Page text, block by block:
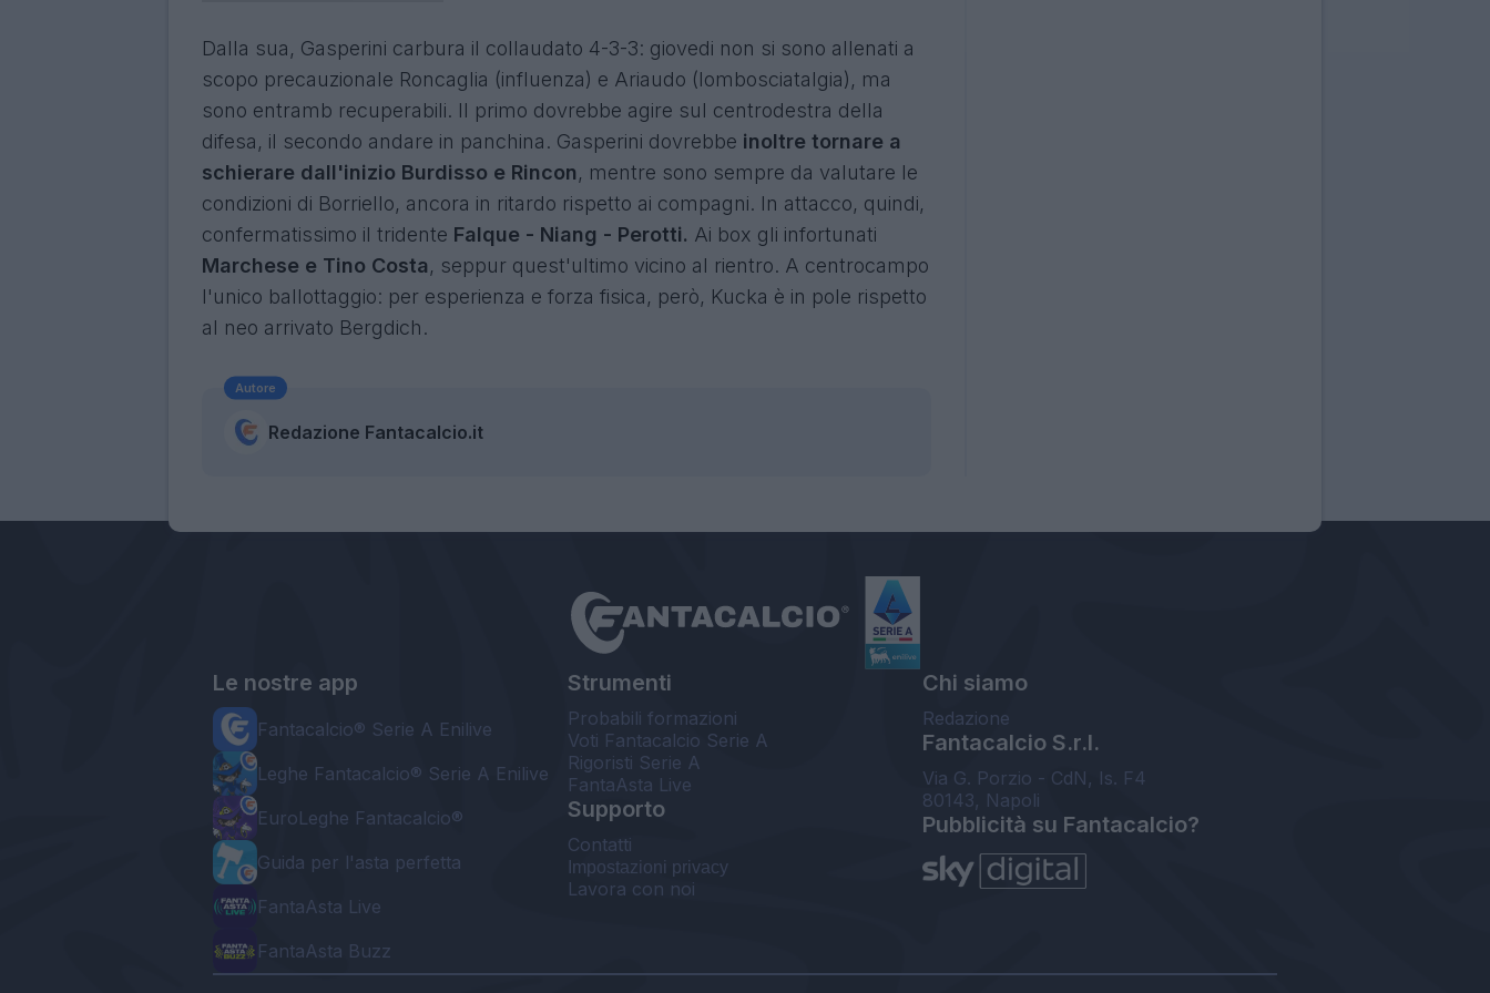
Dalla sua, Gasperini carbura il collaudato 4-3-3: giovedi non si sono allenati a
scopo precauzionale Roncaglia (influenza) e Ariaudo (lombosciatalgia), ma
sono entramb recuperabili. Il primo dovrebbe agire sul centrodestra della
difesa, il secondo andare in panchina. Gasperini dovrebbe inoltre tornare a
schierare dall'inizio Burdisso e Rincon, mentre sono sempre da valutare le
condizioni di Borriello, ancora in ritardo rispetto ai compagni. In attacco, quindi,
confermatissimo il tridente Falque - Niang - Perotti. Ai box gli infortunati
Marchese e Tino Costa, seppur quest'ultimo vicino al rientro. A centrocampo
l'unico ballottaggio: per esperienza e forza fisica, però, Kucka è in pole rispetto
al neo arrivato Bergdich.
Autore
Redazione Fantacalcio.it
Le nostre app
Fantacalcio® Serie A Enilive
Leghe Fantacalcio® Serie A Enilive
EuroLeghe Fantacalcio®
Guida per l'asta perfetta
FantaAsta Live
FantaAsta Buzz
Strumenti
Probabili formazioni
Voti Fantacalcio Serie A
Rigoristi Serie A
FantaAsta Live
Supporto
Contatti
Impostazioni privacy
Lavora con noi
Chi siamo
Redazione
Fantacalcio S.r.l.
Via G. Porzio - CdN, Is. F4
80143, Napoli
Pubblicità su Fantacalcio?